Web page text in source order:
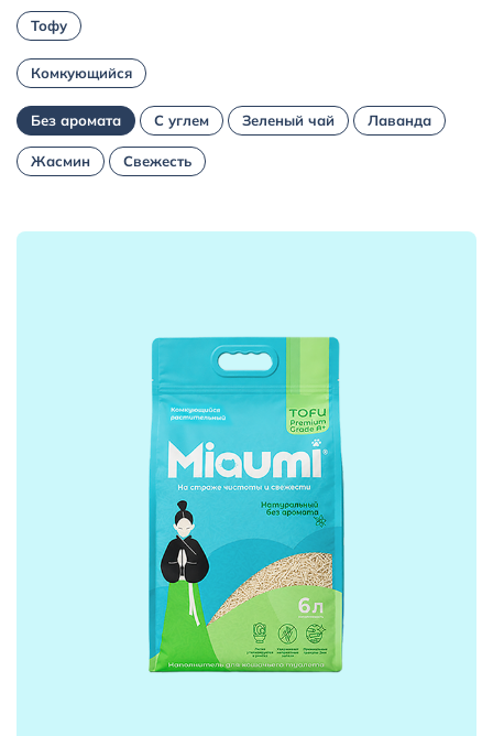
Контакты
+7 (495) 223-95-39
hello@miaumi.ru
Тофу
Комкующийся
Без аромата С углем Зеленый чай Лаванда
Жасмин Свежесть